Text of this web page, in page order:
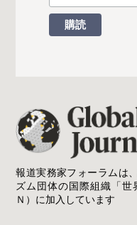
報道実務家フォーラムは
ズム団体の国際組織「世
Ｎ）に加入しています